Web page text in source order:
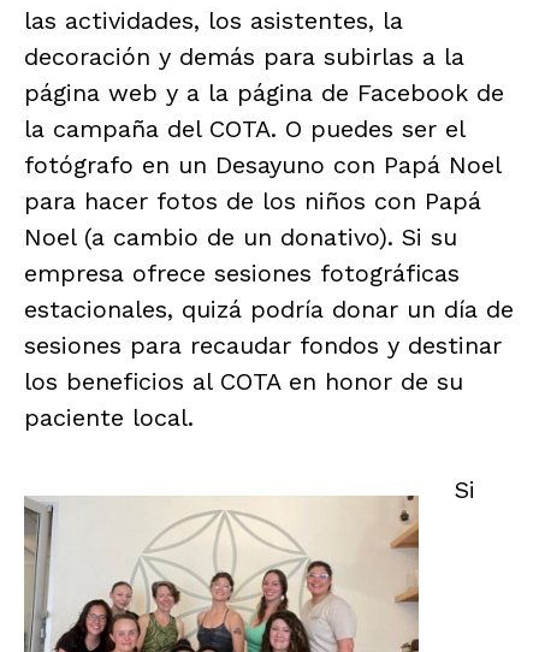
las actividades, los asistentes, la
decoración y demás para subirlas a la
página web y a la página de Facebook de
la campaña del COTA. O puedes ser el
fotógrafo en un Desayuno con Papá Noel
para hacer fotos de los niños con Papá
Noel (a cambio de un donativo). Si su
empresa ofrece sesiones fotográficas
estacionales, quizá podría donar un día de
sesiones para recaudar fondos y destinar
los beneficios al COTA en honor de su
paciente local.
Si